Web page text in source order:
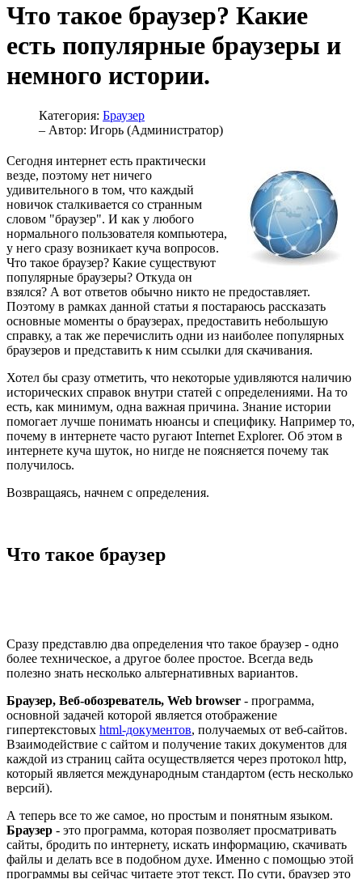
Что такое браузер? Какие
есть популярные браузеры и
немного истории.
Категория: Браузер
– Автор: Игорь (Администратор)
Сегодня интернет есть практически
везде, поэтому нет ничего
удивительного в том, что каждый
новичок сталкивается со странным
словом "браузер". И как у любого
нормального пользователя компьютера,
у него сразу возникает куча вопросов.
Что такое браузер? Какие существуют
популярные браузеры? Откуда он
взялся? А вот ответов обычно никто не предоставляет.
Поэтому в рамках данной статьи я постараюсь рассказать
основные моменты о браузерах, предоставить небольшую
справку, а так же перечислить одни из наиболее популярных
браузеров и представить к ним ссылки для скачивания.
Хотел бы сразу отметить, что некоторые удивляются наличию
исторических справок внутри статей с определениями. На то
есть, как минимум, одна важная причина. Знание истории
помогает лучше понимать нюансы и специфику. Например то,
почему в интернете часто ругают Internet Explorer. Об этом в
интернете куча шуток, но нигде не поясняется почему так
получилось.
Возвращаясь, начнем с определения.
Что такое браузер
Сразу представлю два определения что такое браузер - одно
более техническое, а другое более простое. Всегда ведь
полезно знать несколько альтернативных вариантов.
Браузер, Веб-обозреватель, Web browser - программа,
основной задачей которой является отображение
гипертекстовых html-документов, получаемых от веб-сайтов.
Взаимодействие с сайтом и получение таких документов для
каждой из страниц сайта осуществляется через протокол http,
который является международным стандартом (есть несколько
версий).
А теперь все то же самое, но простым и понятным языком.
Браузер - это программа, которая позволяет просматривать
сайты, бродить по интернету, искать информацию, скачивать
файлы и делать все в подобном духе. Именно с помощью этой
программы вы сейчас читаете этот текст. По сути, браузер это